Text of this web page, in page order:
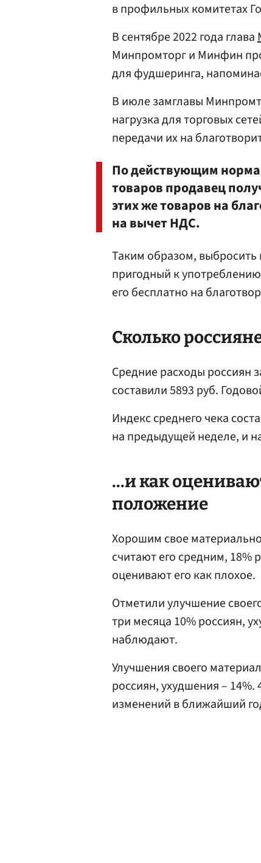
в профильных комитетах
В сентябре 2022 года глава
Минпромторг и Минфин
для фудшеринга,
В июле замглавы
нагрузка для торговых
передачи их на
По действующим
товаров продавец
этих же товаров на
на вычет НДС.
Таким образом,
пригодный к
его бесплатно на
Сколько
Средние расходы россиян
составили 5893 руб.
Индекс среднего чека
на предыдущей неделе, и
...и как
положение
Хорошим свое
считают его средним, 18%
оценивают его как плохое.
Отметили улучшение
три месяца 10% россиян,
наблюдают.
Улучшения своего
россиян, ухудшения –
изменений в ближайший